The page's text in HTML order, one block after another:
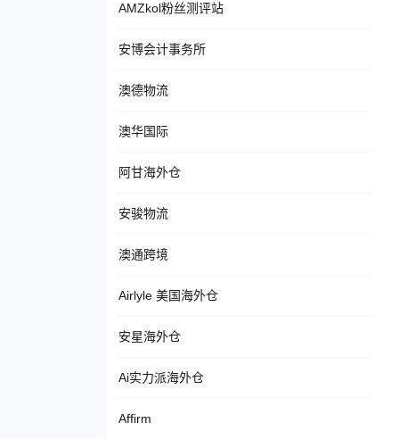
AMZkol粉丝测评站
安博会计事务所
澳德物流
澳华国际
阿甘海外仓
安骏物流
澳通跨境
Airlyle 美国海外仓
安星海外仓
Ai实力派海外仓
Affirm